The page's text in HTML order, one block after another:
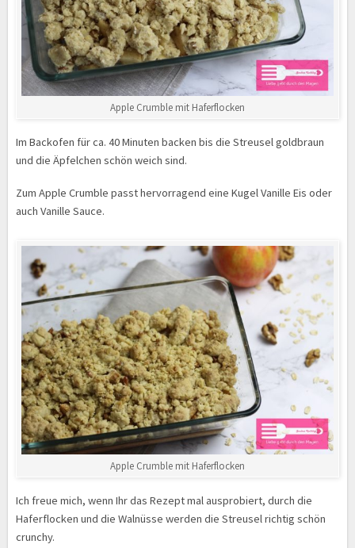
Apple Crumble mit Haferflocken
Im Backofen für ca. 40 Minuten backen bis die Streusel goldbraun
und die Äpfelchen schön weich sind.
Zum Apple Crumble passt hervorragend eine Kugel Vanille Eis oder
auch Vanille Sauce.
Apple Crumble mit Haferflocken
Ich freue mich, wenn Ihr das Rezept mal ausprobiert, durch die
Haferflocken und die Walnüsse werden die Streusel richtig schön
crunchy.